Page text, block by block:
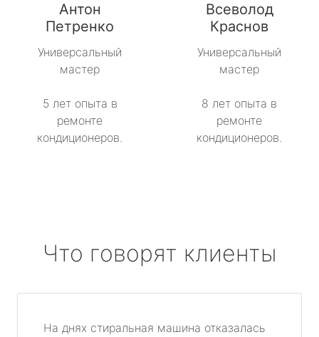
Антон
Петренко
Универсальный
мастер
5 лет опыта в
ремонте
кондиционеров.
Всеволод
Краснов
Универсальный
мастер
8 лет опыта в
ремонте
кондиционеров.
Что говорят клиенты
На днях стиральная машина отказалась